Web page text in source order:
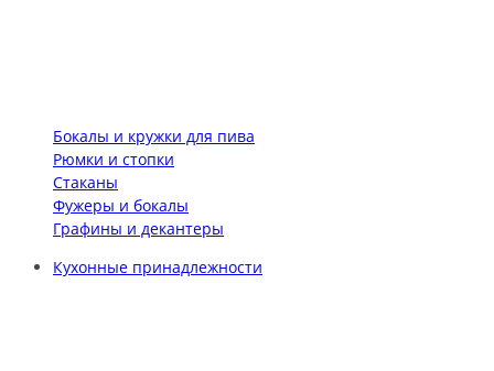
Бокалы и кружки для пива
Рюмки и стопки
Стаканы
Фужеры и бокалы
Графины и декантеры
Кухонные принадлежности